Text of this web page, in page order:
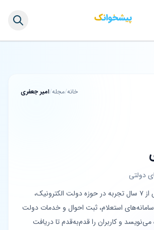
خانه/مجله/امیر جعفری
دولتی
امیر جعفری با بیش از ۷ سال تجربه در حوزه دولت الکترونیک،
سامانه‌های استعلام، ثبت احوال و خدمات دولت
و کاربران را قدم‌به‌قدم تا دریافت